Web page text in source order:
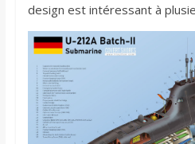
design est intéressant à